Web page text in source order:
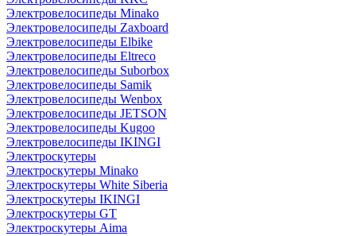
Электровелосипеды Minako
Электровелосипеды Zaxboard
Электровелосипеды Elbike
Электровелосипеды Eltreco
Электровелосипеды Suborbox
Электровелосипеды Samik
Электровелосипеды Wenbox
Электровелосипеды JETSON
Электровелосипеды Kugoo
Электровелосипеды IKINGI
Электроскутеры
Электроскутеры Minako
Электроскутеры White Siberia
Электроскутеры IKINGI
Электроскутеры GT
Электроскутеры Aima